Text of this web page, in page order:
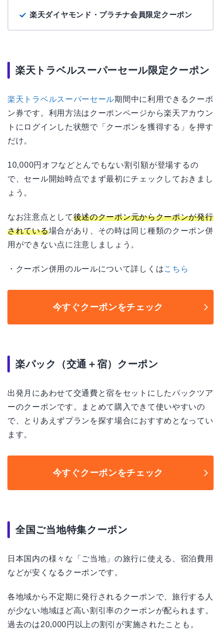
楽天ダイヤモンド・プラチナ会員限定クーポン
楽天トラベルスーパーセール限定クーポン
楽天トラベルスーパーセール期間中に利用できるクーポ
ン券です。利用方法はクーポンページから楽天アカウン
トにログインした状態で「クーポンを獲得する」を押す
だけ。
10,000円オフなどとんでもない割引額が登場するの
で、セール開始時点でまず最初にチェックしておきまし
ょう。
なお注意点として後述のクーポン元からクーポンが発行
されている場合があり、その時は同じ種類のクーポン併
用ができない点に注意しましょう。
・クーポン併用のルールについて詳しくはこちら
今すぐクーポンをチェック
楽パック（交通＋宿）クーポン
出発月にあわせて交通費と宿をセットにしたパックツア
ーのクーポンです。まとめて購入できて使いやすいの
で、とりあえずプランを探す場合におすすめとなってい
ます。
今すぐクーポンをチェック
全国ご当地特集クーポン
日本国内の様々な「ご当地」の旅行に使える、宿泊費用
などが安くなるクーポンです。
各地域から不定期に発行されるクーポンで、旅行する人
が少ない地域ほど高い割引率のクーポンが配られます。
過去のは20,000円以上の割引が実施されたことも。